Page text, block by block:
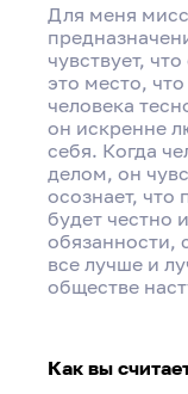
Для меня
чувствует,
это место,
человека
он искренне
себя. Когда
делом, он
осознает, что
будет честно
обязанности,
все лучше и
обществе
Как вы